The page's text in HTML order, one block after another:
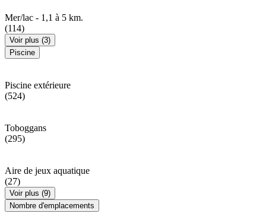
Mer/lac - 1,1 à 5 km.
(114)
Voir plus (3)
Piscine
Piscine extérieure
(524)
Toboggans
(295)
Aire de jeux aquatique
(27)
Voir plus (9)
Nombre d'emplacements